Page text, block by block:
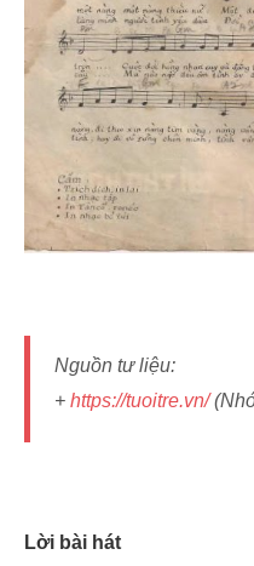
Nguồn tư liệu:
+ https://tuoitre.vn/
Lời bài hát